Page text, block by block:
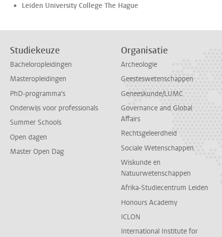
Leiden University College The Hague
Studiekeuze
Bacheloropleidingen
Masteropleidingen
PhD-programma's
Onderwijs voor professionals
Summer Schools
Open dagen
Master Open Dag
Organisatie
Archeologie
Geesteswetenschappen
Geneeskunde/LUMC
Governance and Global
Affairs
Rechtsgeleerdheid
Sociale Wetenschappen
Wiskunde en
Natuurwetenschappen
Afrika-Studiecentrum Leiden
Honours Academy
ICLON
International Institute for